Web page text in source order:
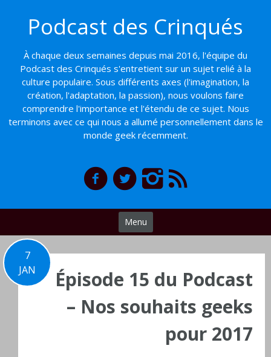
contenu
Podcast des Crinqués
À chaque deux semaines depuis mai 2016, l'équipe du
Podcast des Crinqués s'entretient sur un sujet relié à la
culture populaire. Sous différents axes (l'imagination, la
création, l'adaptation, la passion), nous voulons faire
comprendre l'importance et l'étendu de ce sujet. Nous
terminons avec ce qui nous a allumé personnellement dans le
monde geek récemment.
Menu
7
JAN
Épisode 15 du Podcast
– Nos souhaits geeks
pour 2017